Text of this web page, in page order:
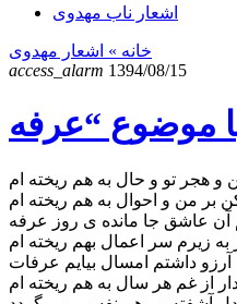
اشعار ناب مهدوی
خانه » اشعار مهدوی
access_alarm 1394/08/15
و هجر تو و حال به هم ریخته ام
بر من و احوال به هم ریخته ام
آن عاشق جا مانده ی روز عرفه
زیرم سر اعمال بهم ریخته ام
آرزو داشتم امسال بیایم عرفات
از غم هر سال به هم ریخته ام